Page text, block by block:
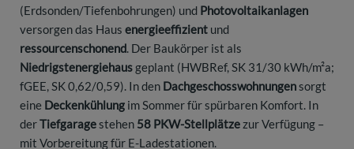
(Erdsonden/Tiefenbohrungen) und Photovoltaikanlagen
versorgen das Haus energieeffizient und
ressourcenschonend. Der Baukörper ist als
Niedrigstenergiehaus geplant (HWBRef, SK 31/30 kWh/m²a;
fGEE, SK 0,62/0,59). In den Dachgeschosswohnungensorgt
eine Deckenkühlung im Sommer für spürbaren Komfort. In
derTiefgaragestehen 58 PKW-Stellplätzezur Verfügung –
mit Vorbereitung für E-Ladestationen.